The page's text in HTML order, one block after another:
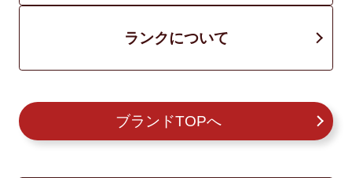
ランクについて
ブランドTOPへ